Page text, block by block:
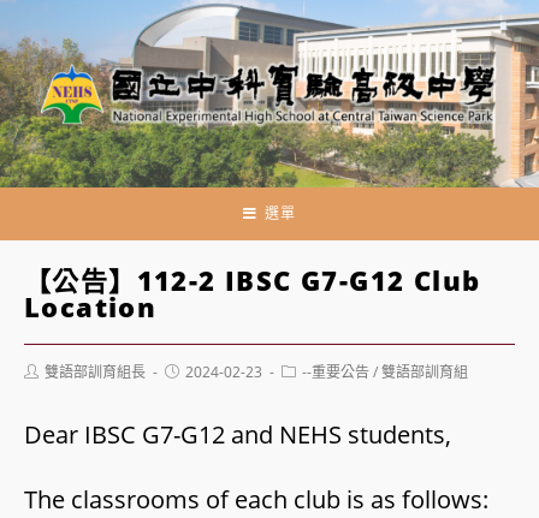
轉
至
主
要
內
選單
【公告】112-2 IBSC G7-G12 Club
Location
Post雙語部訓育組長
Post2024-02-23
Post--重要公告/雙語部訓育組
Dear IBSC G7-G12 and NEHS students,
The classrooms of each club is as follows: